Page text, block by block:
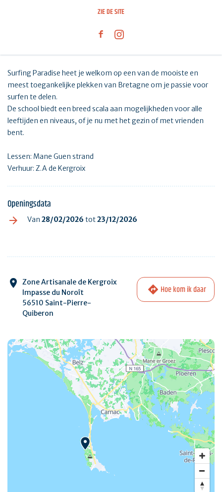
ZIE DE SITE
Surfing Paradise heet je welkom op een van de mooiste en
meest toegankelijke plekken van Bretagne om je passie voor
surfen te delen.
De school biedt een breed scala aan mogelijkheden voor alle
leeftijden en niveaus, of je nu met het gezin of met vrienden
bent.
Lessen: Mane Guen strand
Verhuur: Z.A de Kergroix
Openingsdata
Van 28/02/2026 tot23/12/2026
Zone Artisanale de Kergroix
Impasse du Noroît
56510 Saint-Pierre-
Quiberon
Hoe kom ik daar